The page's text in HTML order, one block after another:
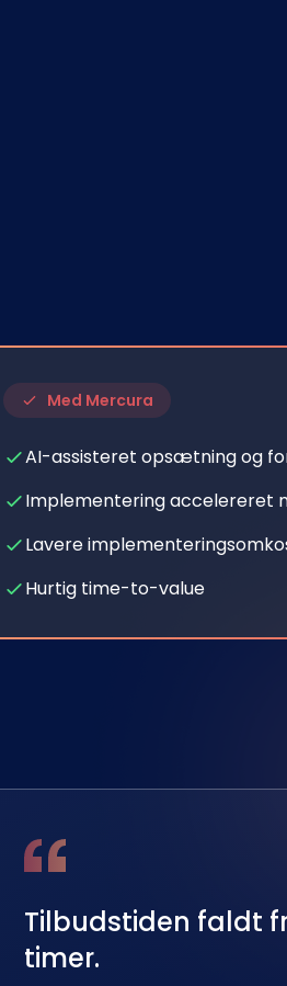
Med Mercura
AI-assisteret opsætning og
Implementering accelereret
Lavere
Hurtig time-to-value
Tilbudstiden faldt
timer.